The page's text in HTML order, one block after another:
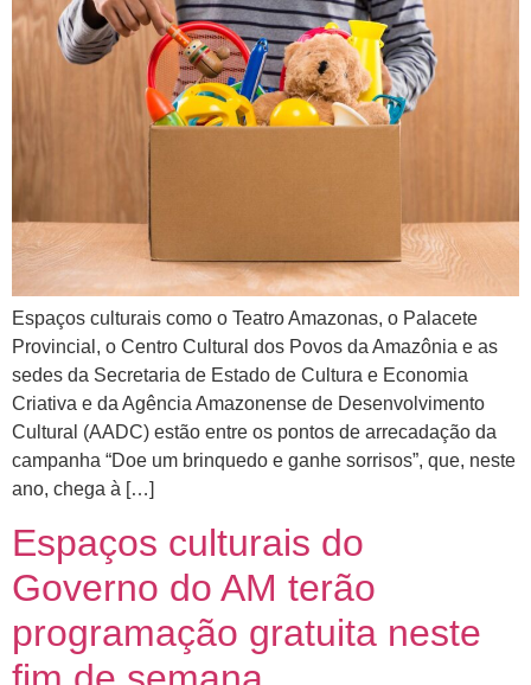
Espaços culturais como o Teatro Amazonas, o Palacete
Provincial, o Centro Cultural dos Povos da Amazônia e as
sedes da Secretaria de Estado de Cultura e Economia
Criativa e da Agência Amazonense de Desenvolvimento
Cultural (AADC) estão entre os pontos de arrecadação da
campanha “Doe um brinquedo e ganhe sorrisos”, que, neste
ano, chega à […]
Espaços culturais do
Governo do AM terão
programação gratuita neste